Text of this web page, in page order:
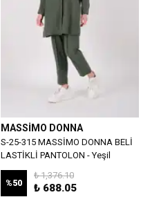
MASSİMO DONNA
S-25-315 MASSİMO DONNA BELİ
LASTİKLİ PANTOLON - Yeşil
%50
₺ 1,376.10
₺ 688.05